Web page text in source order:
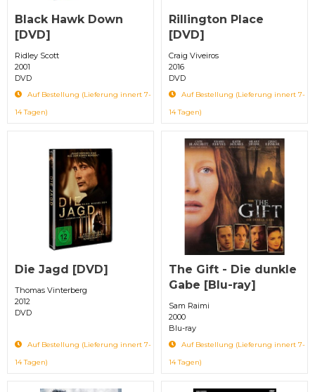
Black Hawk Down
[DVD]
Ridley Scott
2001
DVD
Auf Bestellung (Lieferung innert 7-
14 Tagen)
Rillington Place
[DVD]
Craig Viveiros
2016
DVD
Auf Bestellung (Lieferung innert 7-
14 Tagen)
Die Jagd [DVD]
Thomas Vinterberg
2012
DVD
Auf Bestellung (Lieferung innert 7-
14 Tagen)
The Gift - Die dunkle
Gabe [Blu-ray]
Sam Raimi
2000
Blu-ray
Auf Bestellung (Lieferung innert 7-
14 Tagen)